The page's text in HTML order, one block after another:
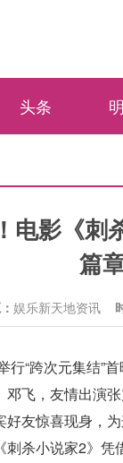
头条
电影《
篇
娱乐新天地资讯
“跨次元集结”
飞，友情出演
友惊喜现身，
杀小说家2》